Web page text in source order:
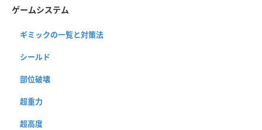
ゲームシステム
ギミックの一覧と対策法
シールド
部位破壊
超重力
超高度